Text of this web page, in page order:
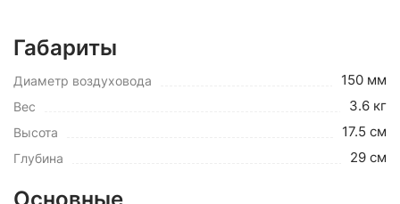
Габариты
Диаметр воздуховода 150 мм
Вес 3.6 кг
Высота 17.5 см
Глубина 29 см